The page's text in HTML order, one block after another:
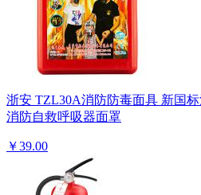
浙安 TZL30A消防防毒面具 新国
消防自救呼吸器面罩
￥39.00